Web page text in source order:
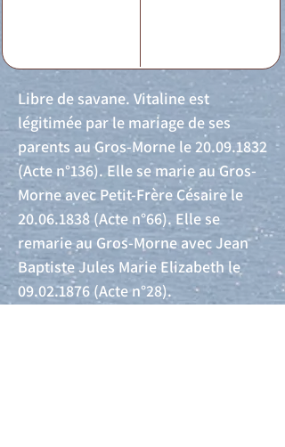
Libre de savane. Vitaline est
légitimée par le mariage de ses
parents au Gros-Morne le20.09.1832
(Acte n°136). Elle se marie au Gros-
Morne avec Petit-Frère Césaire le
20.06.1838 (Acte n°66). Elle se
remarie au Gros-Morne avec Jean
Baptiste Jules Marie Elizabeth le
09.02.1876 (Acte n°28).